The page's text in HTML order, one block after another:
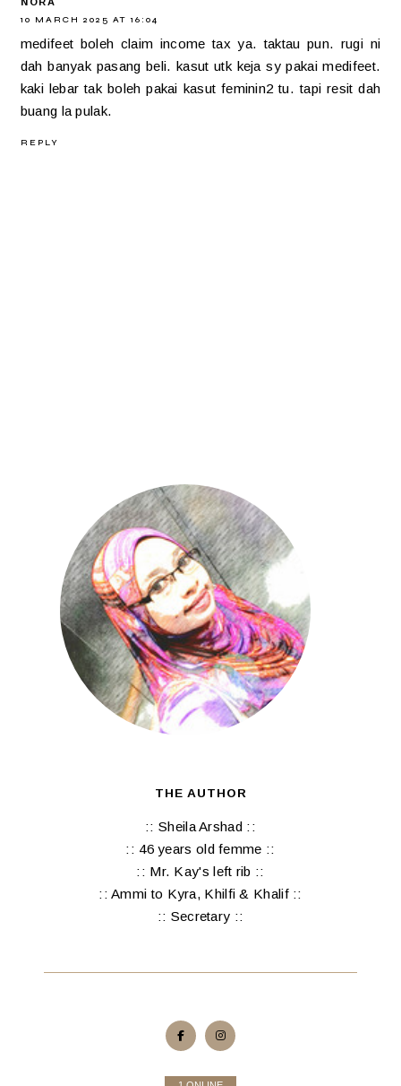
10 MARCH 2025 AT 16:04
medifeet boleh claim income tax ya. taktau pun. rugi ni
dah banyak pasang beli. kasut utk keja sy pakai medifeet.
kaki lebar tak boleh pakai kasut feminin2 tu. tapi resit dah
buang la pulak.
REPLY
THE AUTHOR
:: Sheila Arshad ::
:: 46 years old femme ::
:: Mr. Kay's left rib ::
:: Ammi to Kyra, Khilfi & Khalif ::
:: Secretary ::